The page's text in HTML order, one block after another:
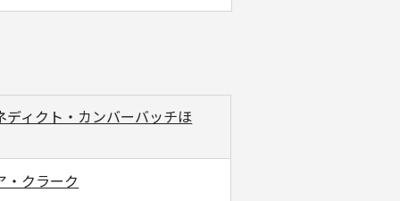
ディクト・カンバーバッチほ
・クラーク